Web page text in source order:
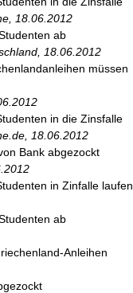
18.06.2012
ab
18.06.2012
müssen
in die Zinsfalle
18.06.2012
Bank abgezockt
in Zinfalle laufen
ab
Anleihen